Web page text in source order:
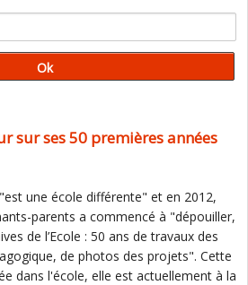
sur ses 50 premières années
une école différente" et en 2012,
parents a commencé à "dépouiller,
de l’Ecole : 50 ans de travaux des
de photos des projets". Cette
dans l'école, elle est actuellement à la